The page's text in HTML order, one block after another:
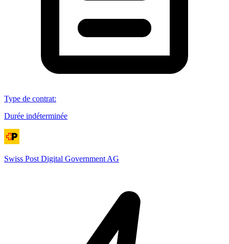
Type de contrat:
Durée indéterminée
Swiss Post Digital Government AG